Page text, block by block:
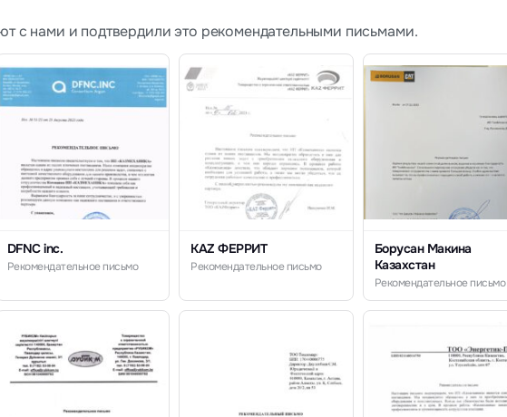
с нами и подтвердили это рекомендательными письмами.
DFNC inc.
Рекомендательное письмо
KAZ ФЕРРИТ
Рекомендательное письмо
Борусан Макина
Казахстан
Рекомендательное письмо